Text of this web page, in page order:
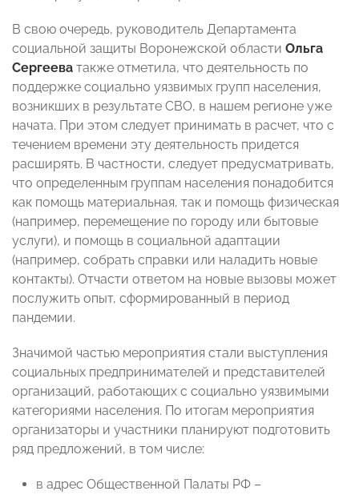
В свою очередь, руководитель Департамента
социальной защиты Воронежской области Ольга
Сергеева также отметила, что деятельность по
поддержке социально уязвимых групп населения,
возникших в результате СВО, в нашем регионе уже
начата. При этом следует принимать в расчет, что с
течением времени эту деятельность придется
расширять. В частности, следует предусматривать,
что определенным группам населения понадобится
как помощь материальная, так и помощь физическая
(например, перемещение по городу или бытовые
услуги), и помощь в социальной адаптации
(например, собрать справки или наладить новые
контакты). Отчасти ответом на новые вызовы может
послужить опыт, сформированный в период
пандемии.
Значимой частью мероприятия стали выступления
социальных предпринимателей и представителей
организаций, работающих с социально уязвимыми
категориями населения. По итогам мероприятия
организаторы и участники планируют подготовить
ряд предложений, в том числе:
в адрес Общественной Палаты РФ –